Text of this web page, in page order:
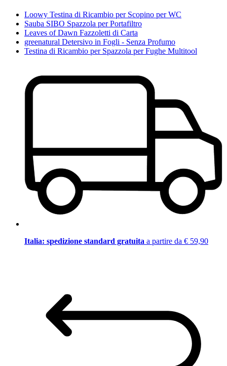
Loowy Testina di Ricambio per Scopino per WC
Sauba SIBO Spazzola per Portafiltro
Leaves of Dawn Fazzoletti di Carta
greenatural Detersivo in Fogli - Senza Profumo
Testina di Ricambio per Spazzola per Fughe Multitool
Italia: spedizione standard gratuita a partire da € 59,90